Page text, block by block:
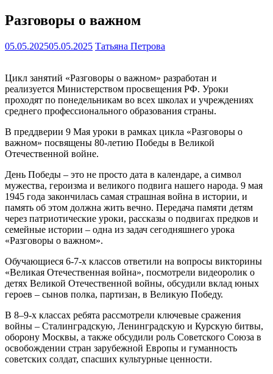
Разговоры о важном
05.05.202505.05.2025 Татьяна Петрова
Цикл занятий «Разговоры о важном» разработан и
реализуется Министерством просвещения РФ. Уроки
проходят по понедельникам во всех школах и учреждениях
среднего профессионального образования страны.
В преддверии 9 Мая уроки в рамках цикла «Разговоры о
важном» посвящены 80-летию Победы в Великой
Отечественной войне.
День Победы – это не просто дата в календаре, а символ
мужества, героизма и великого подвига нашего народа. 9 мая
1945 года закончилась самая страшная война в истории, и
память об этом должна жить вечно. Передача памяти детям
через патриотические уроки, рассказы о подвигах предков и
семейные истории – одна из задач сегодняшнего урока
«Разговоры о важном».
Обучающиеся 6-7-х классов ответили на вопросы викторины
«Великая Отечественная война», посмотрели видеоролик о
детях Великой Отечественной войны, обсудили вклад юных
героев – сынов полка, партизан, в Великую Победу.
В 8–9-х классах ребята рассмотрели ключевые сражения
войны – Сталинградскую, Ленинградскую и Курскую битвы,
оборону Москвы, а также обсудили роль Советского Союза в
освобождении стран зарубежной Европы и гуманность
советских солдат, спасших культурные ценности.